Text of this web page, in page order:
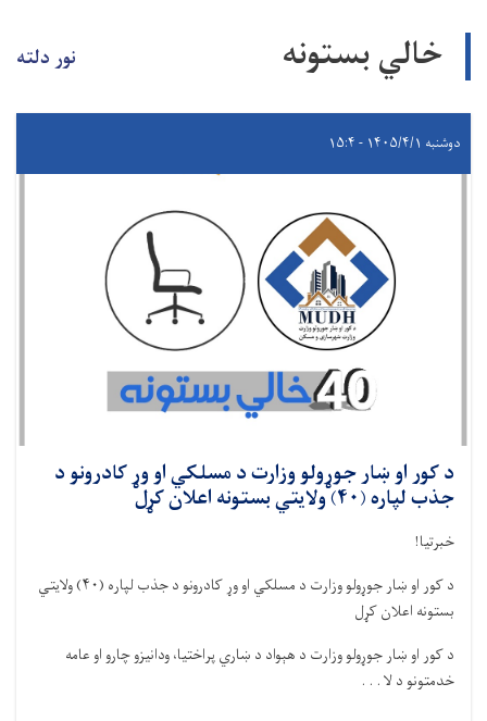
خالي بستونه نور دلته
دوشنبه ۱۴۰۵/۴/۱ - ۱۵:۴
د کور او ښار جوړولو وزارت د مسلکي او وړ کادرونو د
جذب لپاره (۴۰) ولایتي بستونه اعلان کړل
خبرتیا!
د کور او ښار جوړولو وزارت د مسلکي او وړ کادرونو د جذب لپاره (۴۰) ولایتي
بستونه اعلان کړل
د کور او ښار جوړولو وزارت د هېواد د ښاري پراختیا، ودانیزو چارو او عامه
خدمتونو د لا . . .